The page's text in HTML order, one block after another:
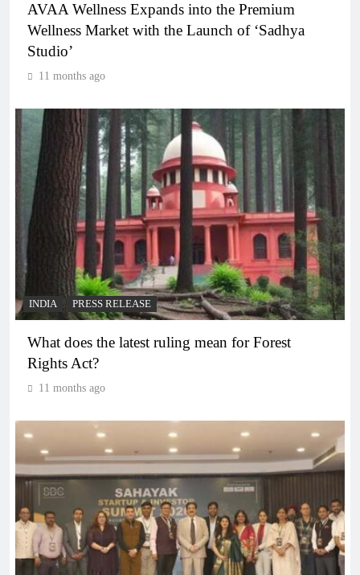
AVAA Wellness Expands into the Premium
Wellness Market with the Launch of ‘Sadhya
Studio’
11 months ago
INDIA PRESS RELEASE
What does the latest ruling mean for Forest
Rights Act?
11 months ago